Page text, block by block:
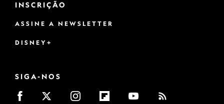
INSCRIÇÃO
ASSINE A NEWSLETTER
DISNEY+
SIGA-NOS